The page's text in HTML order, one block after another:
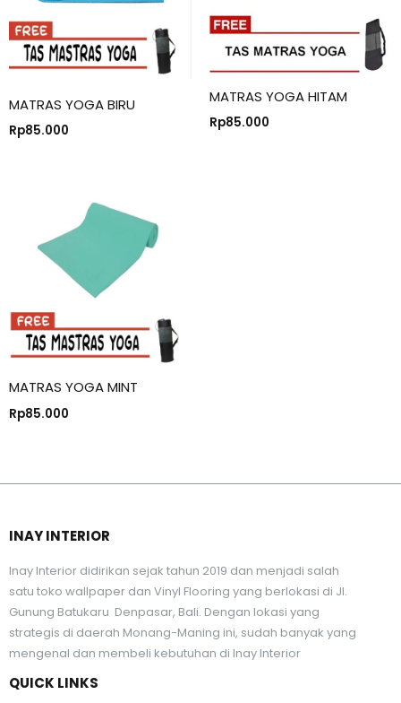
MATRAS YOGA BIRU
Rp85.000
MATRAS YOGA HITAM
Rp85.000
MATRAS YOGA MINT
Rp85.000
INAY INTERIOR
Inay Interior didirikan sejak tahun 2019 dan menjadi salah
satu toko wallpaper dan Vinyl Flooring yang berlokasi di Jl.
Gunung Batukaru Denpasar, Bali. Dengan lokasi yang
strategis di daerah Monang-Maning ini, sudah banyak yang
mengenal dan membeli kebutuhan di Inay Interior
QUICK LINKS